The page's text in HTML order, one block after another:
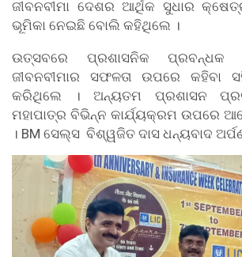
ଜୀବନବୀମା ଦେଶର ଆର୍ଥିକ ସୁଧାର
ଭୂମିକା ନେଇଛି ବୋଲି କହିଥିଲେ ।
ଉତ୍ସବରେ ପ୍ରଶାସନିକ
ଜୀବନବୀମାର ସଫଳତା ଉପରେ କହିବା
କରିଥିଲେ । ଅନ୍ୟତମ ପ୍ରଶାସନ
ମହାପାତ୍ର ବିଭିନ୍ନ କାର୍ଯ୍ୟକ୍ରମ ଉପରେ
। BM ସେଲ୍ସ ବିଶ୍ୱଜିତ ଦାସ ଧନ୍ୟବାଦ